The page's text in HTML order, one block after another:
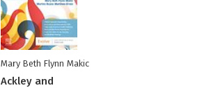
Mary Beth Flynn Makic
Ackley and